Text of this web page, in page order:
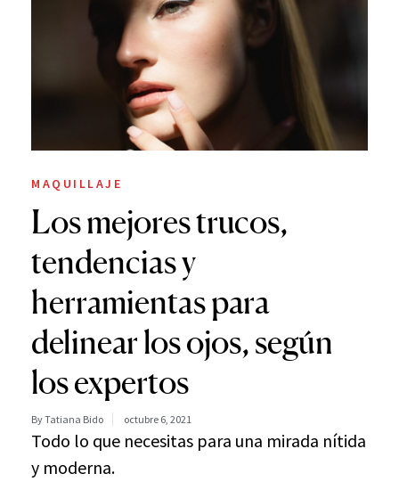
MAQUILLAJE
Los mejores trucos,
tendencias y
herramientas para
delinear los ojos, según
los expertos
By Tatiana Bido octubre 6, 2021
Todo lo que necesitas para una mirada nítida
y moderna.